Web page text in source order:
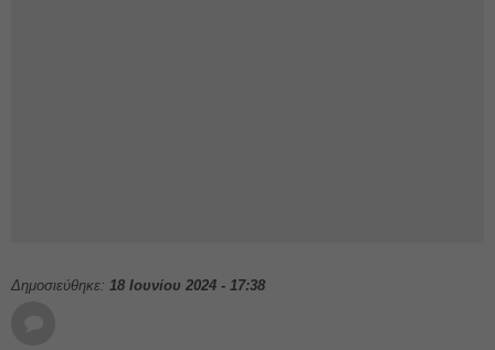
Δημοσιεύθηκε: 18 Ιουνίου 2024 - 17:38